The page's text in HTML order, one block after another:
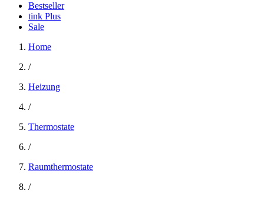
Bestseller
tink Plus
Sale
Home
/
Heizung
/
Thermostate
/
Raumthermostate
/